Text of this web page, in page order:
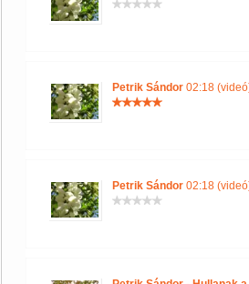
Petrik Sándor 02:18
Petrik Sándor 02:18